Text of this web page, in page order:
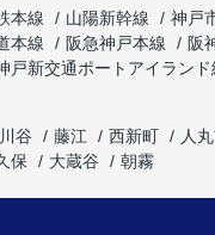
本線 山陽新幹線
神戸
本線 阪急神戸本線
阪
戸新交通ポートアイランド
谷 藤江 西新町
人
保 大蔵谷 朝霧